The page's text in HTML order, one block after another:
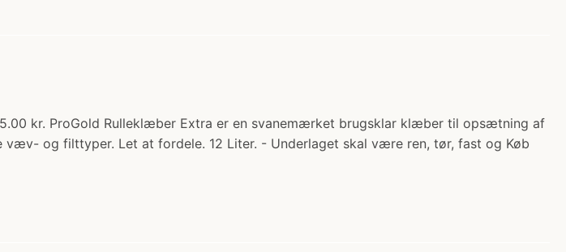
kr. ProGold Rulleklæber Extra er en svanemærket brugsklar klæber til opsætning af
og filttyper. Let at fordele. 12 Liter. - Underlaget skal være ren, tør, fast og Køb